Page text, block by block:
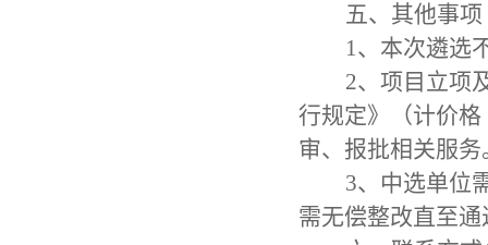
五、其他事项
1、本次遴选
2、项目立项
行规定》（计价
审、报批相关服务
3、中选单位
需无偿整改直至